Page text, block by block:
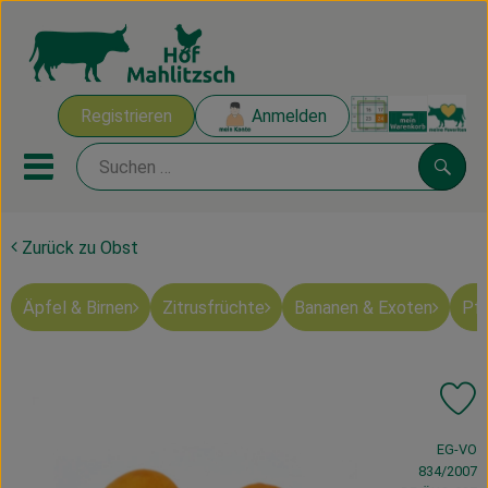
Registrieren Anmelden
Mobiles Menu öffnen oder
Ökokisten
Mahlitzscher Produkte
Zurück zu Obst
Äpfel & Birnen Zitrusfrüchte Bananen & Exoten
, Verband:
EG-VO
834/2007